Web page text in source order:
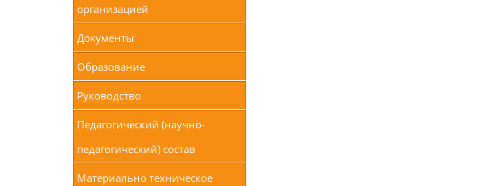
организацией
Документы
Образование
Руководство
Педагогический (научно-
педагогический) состав
Материально техническое